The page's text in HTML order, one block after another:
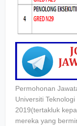
Permohonan
Universiti
2019(tertakluk
mereka yang